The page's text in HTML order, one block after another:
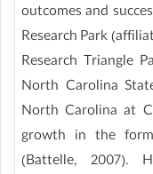
outcomes and
Research Park
Research Triangle
North Carolina
North Carolina at
growth in the
(Battelle, 2007).